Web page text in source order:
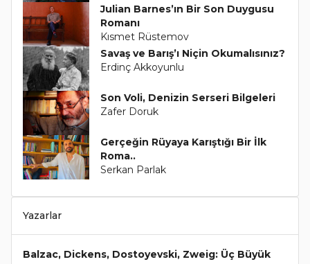
Julian Barnes’ın Bir Son Duygusu
Romanı
Kısmet Rüstemov
Savaş ve Barış’ı Niçin Okumalısınız?
Erdinç Akkoyunlu
Son Voli, Denizin Serseri Bilgeleri
Zafer Doruk
Gerçeğin Rüyaya Karıştığı Bir İlk
Roma..
Serkan Parlak
Yazarlar
Balzac, Dickens, Dostoyevski, Zweig: Üç Büyük